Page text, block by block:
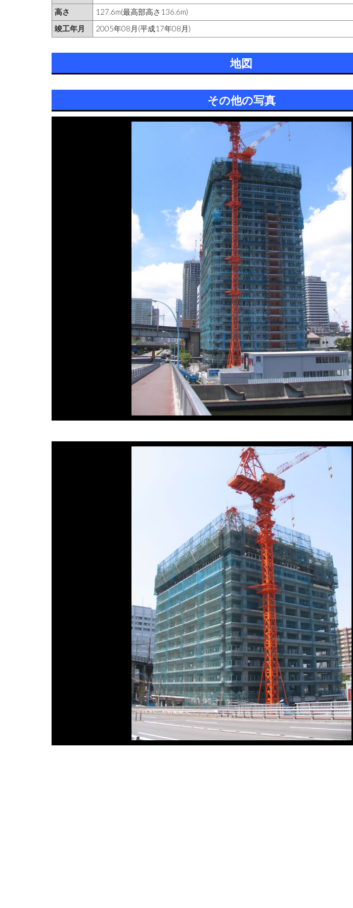
高さ
127.6m(最高部高さ136.6m)
竣工年月
2005年08月(平成17年08月)
地図
その他の写真